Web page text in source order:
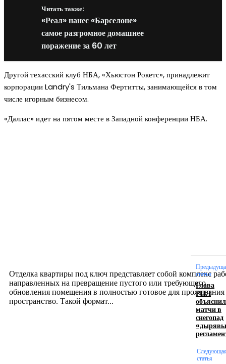
Читать также:
«Реал» нанес «Барселоне»
самое разгромное домашнее
поражение за 60 лет
Другой техасский клуб НБА, «Хьюстон Рокетс», принадлежит
корпорации Landry's Тильмана Фертитты, занимающейся в том
числе игорным бизнесом.
«Даллас» идет на пятом месте в Западной конференции НБА.
Отделка квартиры под ключ представляет собой комплекс
направленных на превращение пустого или требующего
обновления помещения в полностью готовое для проживания
пространство. Такой формат...
статья
Глава
РПЛ
объяснил
матчи в
снегопад
статья